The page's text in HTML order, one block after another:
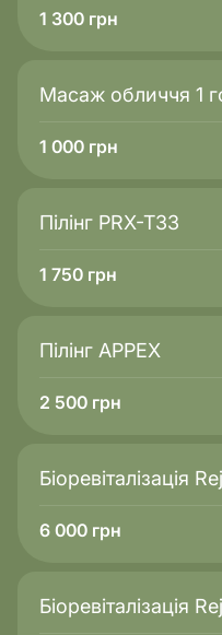
1 300 грн
Масаж обличчя 1
1 000 грн
Пілінг PRX-T33
1 750 грн
Пілінг APPEX
2 500 грн
Біоревіталізація
6 000 грн
Біоревіталізація